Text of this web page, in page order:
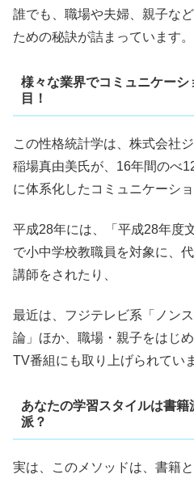
誰でも、職場や夫婦、親子な
ための秘訣が詰まっています。
様々な業界でコミュニケー
目！
この性格統計学は、株式会社
稲場真由美氏が、16年間のべ
に体系化したコミュニケーシ
平成28年には、「平成28年度
で小中学校教職員を対象に、
講師をされたり、
最近は、フジテレビ系「ノン
論」ほか、職場・親子をはじ
TV番組にも取り上げられてい
あなたの学習スタイルは書
派？
実は、このメソッドは、書籍